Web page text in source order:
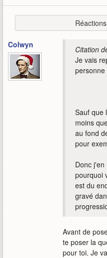
Colwyn Citation
Je vais
Sauf que
moins
au fond
pour
Donc
pourquoi
est du
gravé
Avant de
te poser la
pour toi. Je